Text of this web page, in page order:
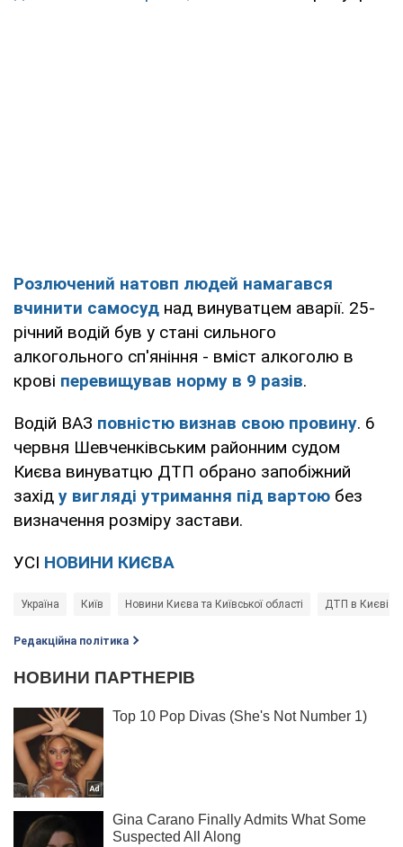
Розлючений натовп людей намагався
вчинити самосуд над винуватцем аварії. 25-
річний водій був у стані сильного
алкогольного сп'яніння - вміст алкоголю в
крові перевищував норму в 9 разів.
Водій ВАЗ повністю визнав свою провину. 6
червня Шевченківським районним судом
Києва винуватцю ДТП обрано запобіжний
захід у вигляді утримання під вартою без
визначення розміру застави.
УСІ НОВИНИ КИЄВА
Україна Київ Новини Києва та Київської області ДТП в Києві
Редакційна політика